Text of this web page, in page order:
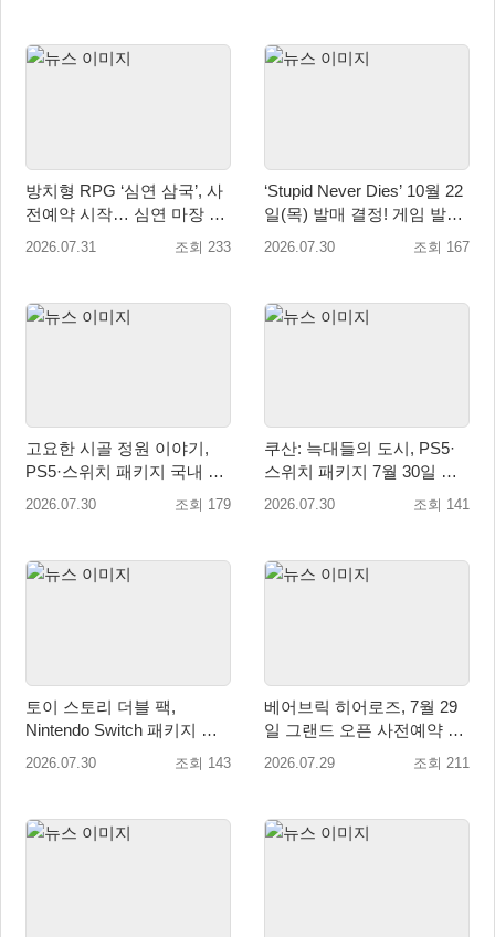
방치형 RPG ‘심연 삼국’, 사
전예약 시작… 심연 마장 수
집·육성 예고
2026.07.31 조회 233
‘Stupid Never Dies’ 10월 22
일(목) 발매 결정! 게임 발매
에 앞서 주제가 음원 선공개
2026.07.30 조회 167
고요한 시골 정원 이야기,
PS5·스위치 패키지 국내 정
식 출시
2026.07.30 조회 179
쿠산: 늑대들의 도시, PS5·
스위치 패키지 7월 30일 국
내 정식 출시
2026.07.30 조회 141
토이 스토리 더블 팩,
Nintendo Switch 패키지 예
약판매 시작
2026.07.30 조회 143
베어브릭 히어로즈, 7월 29
일 그랜드 오픈 사전예약 시
작… 8월 말 오픈 예정
2026.07.29 조회 211